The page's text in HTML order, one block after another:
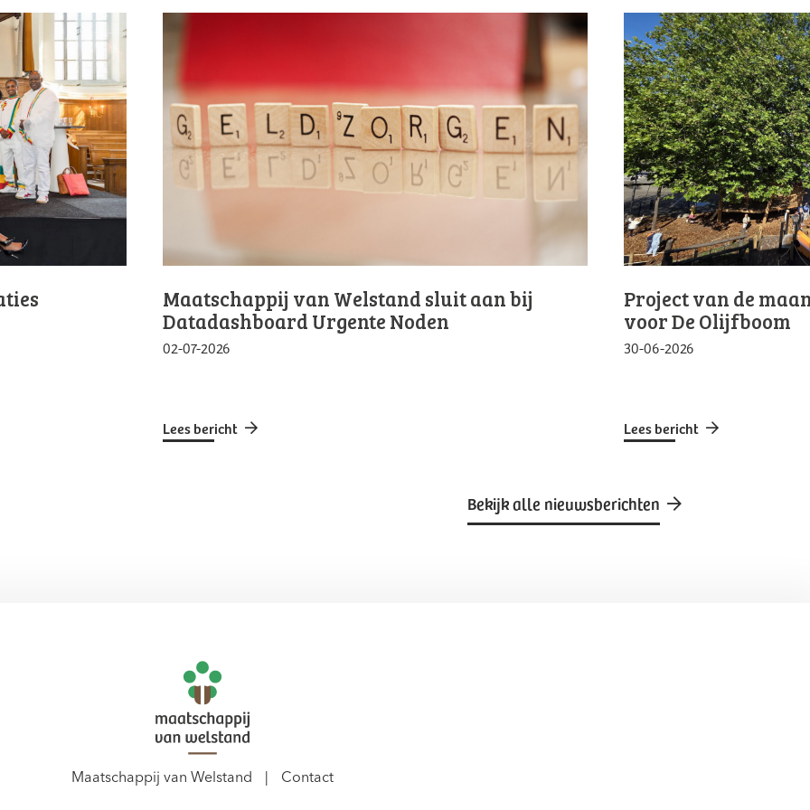
Maatschappij van Welstand sluit aan bij
Datadashboard Urgente Noden
02-07-2026
Lees bericht
Project van de
voor De Olijfboom
30-06-2026
Lees bericht
Bekijk alle nieuwsberichten
Maatschappij van Welstand Contact